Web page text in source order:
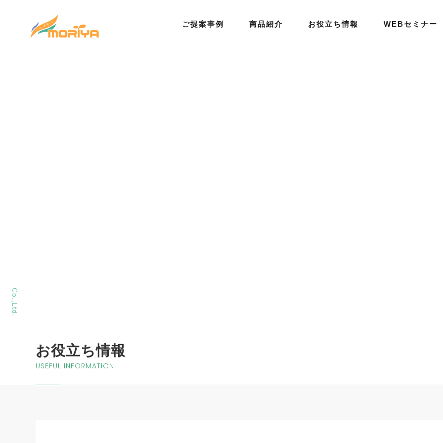
ご提案事例 商品紹介 お役立ち情報 WEBセミナー
Co.,Ltd.
お役立ち情報
USEFUL INFORMATION